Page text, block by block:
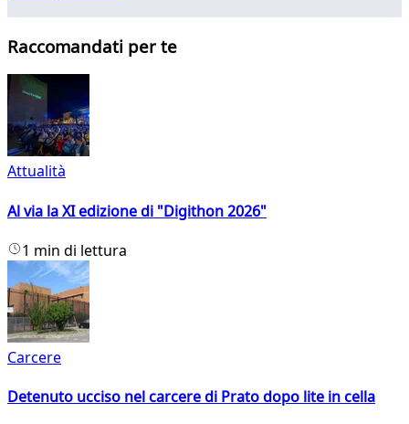
Raccomandati per te
Attualità
Al via la XI edizione di "Digithon 2026"
1 min di lettura
Carcere
Detenuto ucciso nel carcere di Prato dopo lite in cella